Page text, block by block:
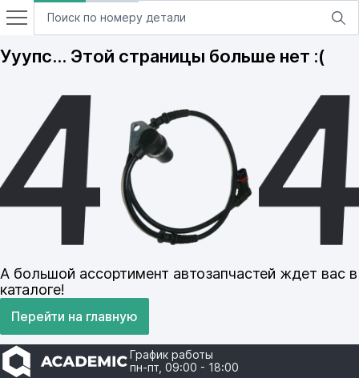
Ууупс… Этой страницы больше нет :(
А большой ассортимент автозапчастей ждет вас в
каталоге!
Перейти на главную
График работы
пн-пт, 09:00 - 18:00